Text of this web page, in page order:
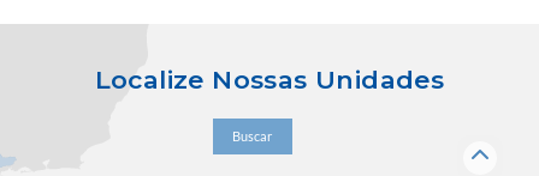
Localize Nossas Unidades
Buscar